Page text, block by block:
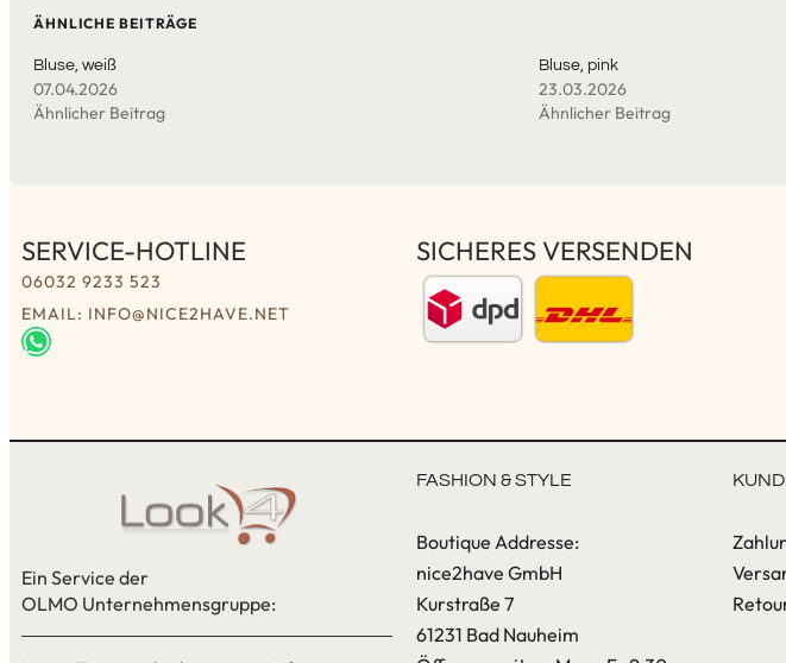
ÄHNLICHE BEITRÄGE
Bluse, weiß
07.04.2026
Ähnlicher Beitrag
Bluse, pink
23.03.2026
Ähnlicher Beitrag
SERVICE-HOTLINE
06032 9233 523
EMAIL: INFO@NICE2HAVE.NET
SICHERES VERSENDEN
Ein Service der
OLMO Unternehmensgruppe:
FASHION & STYLE
Boutique Addresse:
nice2have GmbH
Kurstraße 7
61231 Bad Nauheim